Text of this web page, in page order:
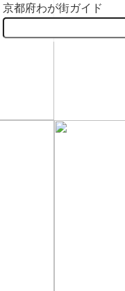
京都府わが街ガイド